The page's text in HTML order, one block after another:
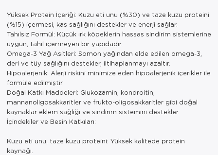
Yüksek Protein İçeriği: Kuzu eti unu (%30) ve taze kuzu proteini
(%15) içermesi, kas sağlığını destekler ve enerji sağlar.
Tahılsız Formül: Küçük ırk köpeklerin hassas sindirim sistemlerine
uygun, tahıl içermeyen bir yapıdadır.
Omega-3 Yağ Asitleri: Somon yağından elde edilen omega-3,
deri ve tüy sağlığını destekler, iltihaplanmayı azaltır.
Hipoalerjenik: Alerji riskini minimize eden hipoalerjenik içerikler ile
formüle edilmiştir.
Doğal Katkı Maddeleri: Glukozamin, kondroitin,
mannanoligosakkaritler ve frukto-oligosakkaritler gibi doğal
kaynaklar eklem sağlığı ve sindirim sistemini destekler.
İçindekiler ve Besin Katkıları:
Kuzu eti unu, taze kuzu proteini: Yüksek kalitede protein
kaynağı.